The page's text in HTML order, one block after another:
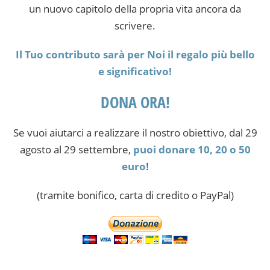
un nuovo capitolo della propria vita ancora da
scrivere.
Il Tuo contributo sarà per Noi il regalo più bello
e significativo!
DONA ORA!
Se vuoi aiutarci a realizzare il nostro obiettivo, dal 29
agosto al 29 settembre, puoi donare 10, 20 o 50
euro!
(tramite bonifico, carta di credito o PayPal)